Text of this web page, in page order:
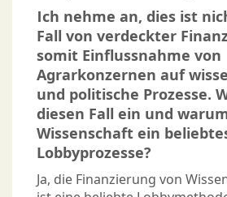
Ich nehme an, dies ist
Fall von verdeckter
somit Einflussnahme von
Agrarkonzernen auf
und politische Prozesse.
diesen Fall ein und
Wissenschaft ein
Lobbyprozesse?
Ja, die Finanzierung von